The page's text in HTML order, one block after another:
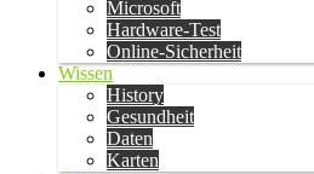
Microsoft
Hardware-Test
Online-Sicherheit
Wissen
History
Gesundheit
Daten
Karten